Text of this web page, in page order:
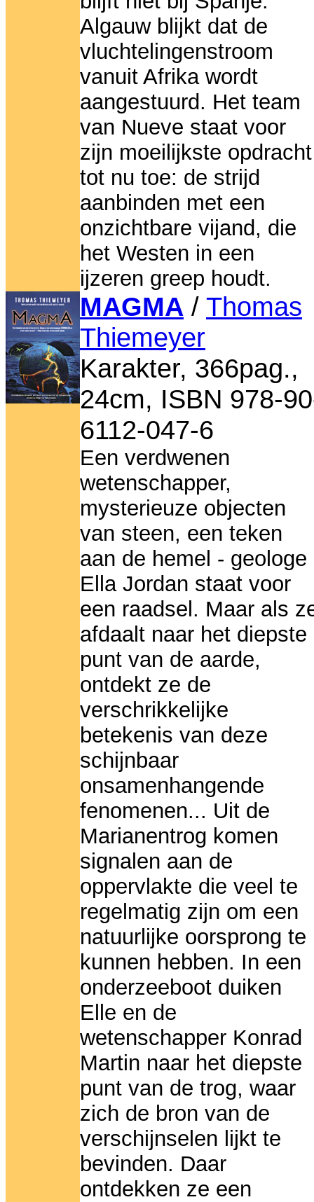
Algauw blijkt dat de
vluchtelingenstroom
vanuit Afrika wordt
aangestuurd. Het team
van Nueve staat voor
zijn moeilijkste opdracht
tot nu toe: de strijd
aanbinden met een
onzichtbare vijand, die
het Westen in een
ijzeren greep houdt.
MAGMA / Thomas
Thiemeyer
Karakter, 366pag.,
24cm, ISBN 978-
6112-047-6
Een verdwenen
wetenschapper,
mysterieuze objecten
van steen, een teken
aan de hemel - geologe
Ella Jordan staat voor
een raadsel. Maar als
afdaalt naar het diepste
punt van de aarde,
ontdekt ze de
verschrikkelijke
betekenis van deze
schijnbaar
onsamenhangende
fenomenen... Uit de
Marianentrog komen
signalen aan de
oppervlakte die veel te
regelmatig zijn om een
natuurlijke oorsprong te
kunnen hebben. In een
onderzeeboot duiken
Elle en de
wetenschapper Konrad
Martin naar het diepste
punt van de trog, waar
zich de bron van de
verschijnselen lijkt te
bevinden. Daar
ontdekken ze een